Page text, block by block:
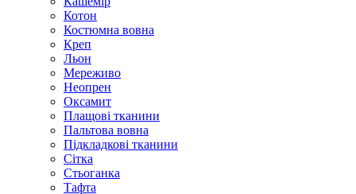
Котон
Костюмна вовна
Креп
Льон
Мереживо
Неопрен
Оксамит
Плащові тканини
Пальтова вовна
Підкладкові тканини
Сітка
Стьоганка
Тафта